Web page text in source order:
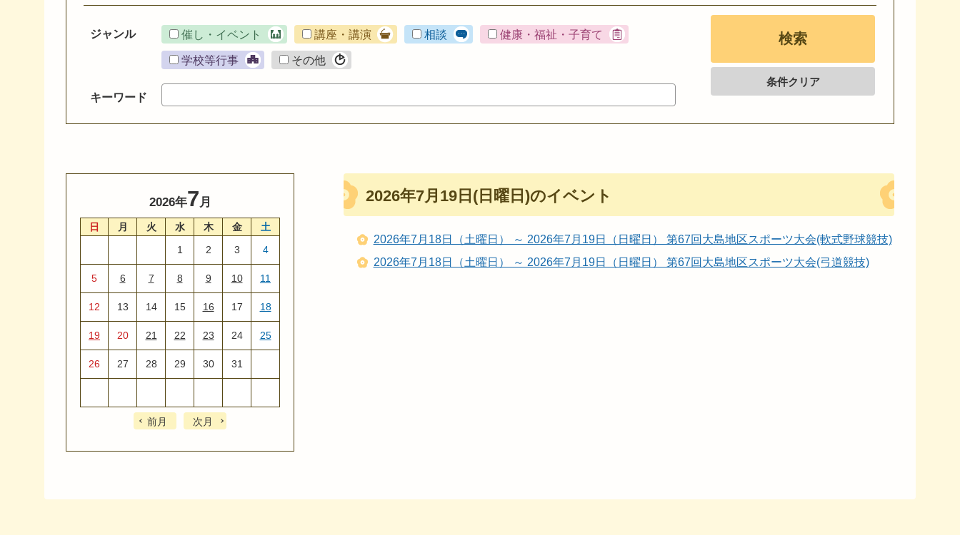
ジャンル 催し・イベント 講座・講演 相談 健康・福祉・子育て
学校等行事 その他
キーワード
条件クリア
2026年7月
日 月 火 水 木 金
土
1
2 3 4
5 6 7 8 9 10 11
12 13 14 15 16 17 18
19 20 21 22 23 24 25
26 27 28 29 30 31
前月 次月
2026年7月19日(日曜日)のイベント
2026年7月18日（土曜日） ～ 2026年7月19日（日曜日） 第67回大島地区スポーツ大会(軟式野球競技)
2026年7月18日（土曜日） ～ 2026年7月19日（日曜日） 第67回大島地区スポーツ大会(弓道競技)